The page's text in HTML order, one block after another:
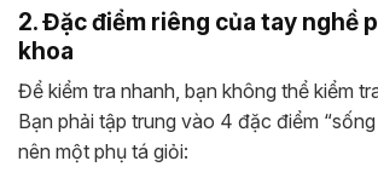
2. Đặc điểm riêng của tay nghề
khoa
Để kiểm tra nhanh, bạn không thể kiểm
Bạn phải tập trung vào 4 đặc điểm
nên một phụ tá giỏi: